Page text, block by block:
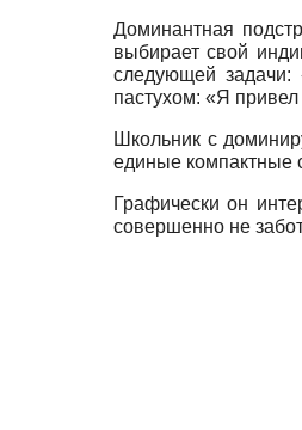
Доминантная
выбирает свой
следующей задачи:
пастухом: «Я привел
Школьник с
единые компактные
Графически он
совершенно не